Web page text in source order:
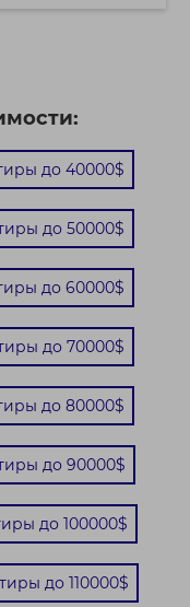
до 40000$
до 50000$
до 60000$
до 70000$
до 80000$
до 90000$
до 100000$
до 110000$